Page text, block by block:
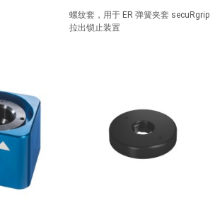
螺纹套，用于 ER 弹簧夹套 secuRgrip
拉出锁止装置